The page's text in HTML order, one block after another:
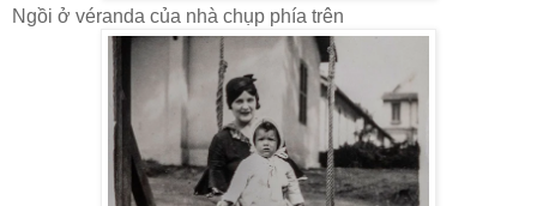
Ngồi ở véranda của nhà chụp phía trên